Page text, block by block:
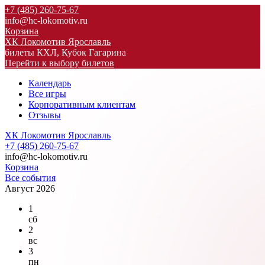
+7 (485) 260-75-67
info@hc-lokomotiv.ru
Корзина
ХК Локомотив Ярославль
билеты КХЛ, Кубок Гагарина
Перейти к выбору билетов
Календарь
Все игры
Корпоративным клиентам
Отзывы
ХК Локомотив Ярославль
+7 (485) 260-75-67
info@hc-lokomotiv.ru
Корзина
Все события
Август 2026
1
сб
2
вс
3
пн